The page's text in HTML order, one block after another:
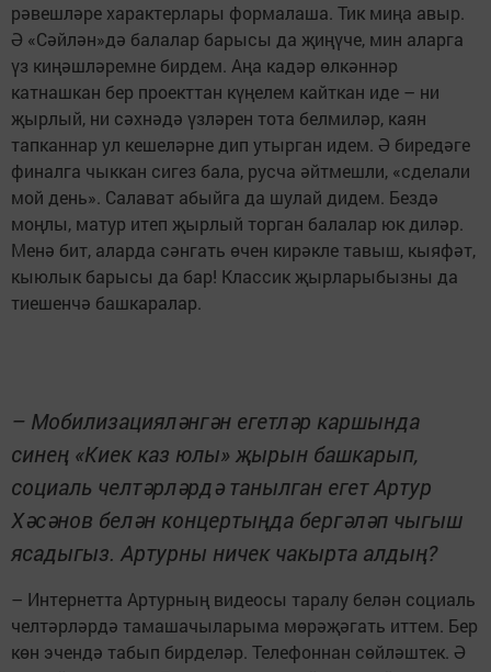
рәвешләре характерлары формалаша. Тик миңа авыр.
Ә «Сәйлән»дә балалар барысы да җиңүче, мин аларга
үз киңәшләремне бирдем. Аңа кадәр өлкәннәр
катнашкан бер проекттан күңелем кайткан иде – ни
җырлый, ни сәхнәдә үзләрен тота белмиләр, каян
тапканнар ул кешеләрне дип утырган идем. Ә биредәге
финалга чыккан сигез бала, русча әйтмешли, «сделали
мой день». Салават абыйга да шулай дидем. Бездә
моңлы, матур итеп җырлый торган балалар юк диләр.
Менә бит, аларда сәнгать өчен кирәкле тавыш, кыяфәт,
кыюлык барысы да бар! Классик җырларыбызны да
тиешенчә башкаралар.
– Мобилизацияләнгән егетләр каршында
синең «Киек каз юлы» җырын башкарып,
социаль челтәрләрдә танылган егет Артур
Хәсәнов белән концертыңда бергәләп чыгыш
ясадыгыз. Артурны ничек чакырта алдың?
– Интернетта Артурның видеосы таралу белән социаль
челтәрләрдә тамашачыларыма мөрәҗәгать иттем. Бер
көн эчендә табып бирделәр. Телефоннан сөйләштек. Ә